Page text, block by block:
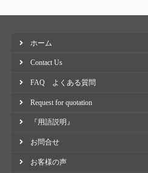
ホーム
Contact Us
FAQ よくある質問
Request for quotation
『用語説明』
お問合せ
お客様の声